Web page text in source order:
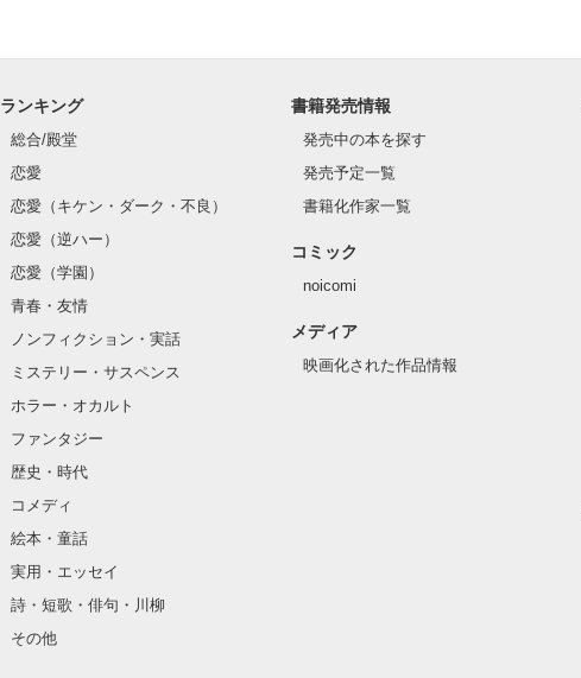
ランキング
総合/殿堂
恋愛
恋愛（キケン・ダーク・不良）
恋愛（逆ハー）
恋愛（学園）
青春・友情
ノンフィクション・実話
ミステリー・サスペンス
ホラー・オカルト
ファンタジー
歴史・時代
コメディ
絵本・童話
実用・エッセイ
詩・短歌・俳句・川柳
その他
書籍発売情報
発売中の本を探す
発売予定一覧
書籍化作家一覧
コミック
noicomi
メディア
映画化された作品情報